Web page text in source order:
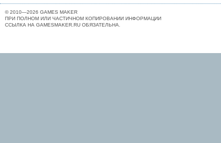
© 2010—2026 GAMES MAKER
ПРИ ПОЛНОМ ИЛИ ЧАСТИЧНОМ КОПИРОВАНИИ ИНФОРМАЦИИ
ССЫЛКА НА GAMESMAKER.RU ОБЯЗАТЕЛЬНА.